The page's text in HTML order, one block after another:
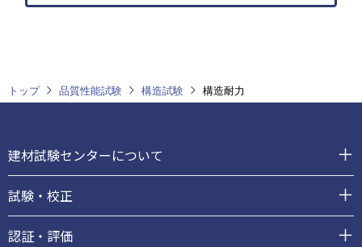
トップ 品質性能試験 構造試験 構造耐力
ッ
タ
ー
建材試験センターについて
試験・校正
認証・評価